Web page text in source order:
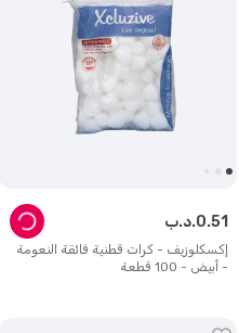
إكسكلوزيف - كرات قطنية فائقة النعومة
- أبيض - 100 قطعة
د.ب.0.51